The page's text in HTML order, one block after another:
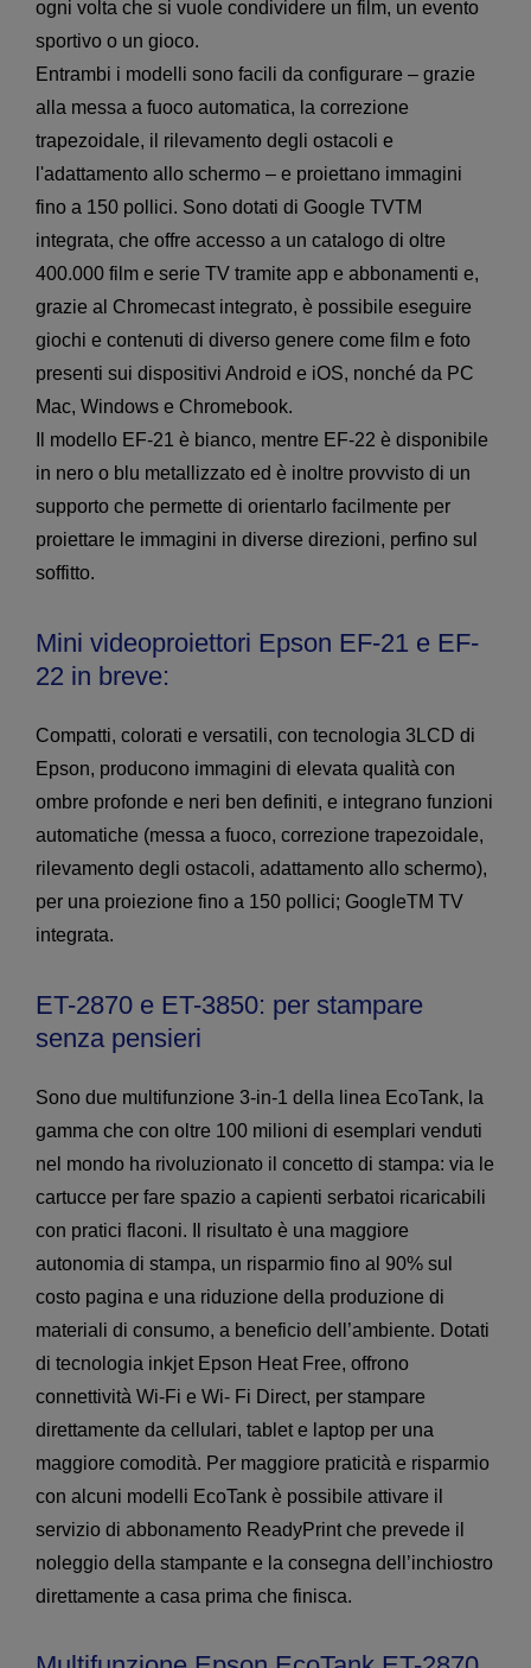
ogni volta che si vuole condividere un film, un evento
sportivo o un gioco.
Entrambi i modelli sono facili da configurare – grazie
alla messa a fuoco automatica, la correzione
trapezoidale, il rilevamento degli ostacoli e
l'adattamento allo schermo – e proiettano immagini
fino a 150 pollici. Sono dotati di Google TVTM
integrata, che offre accesso a un catalogo di oltre
400.000 film e serie TV tramite app e abbonamenti e,
grazie al Chromecast integrato, è possibile eseguire
giochi e contenuti di diverso genere come film e foto
presenti sui dispositivi Android e iOS, nonché da PC
Mac, Windows e Chromebook.
Il modello EF-21 è bianco, mentre EF-22 è disponibile
in nero o blu metallizzato ed è inoltre provvisto di un
supporto che permette di orientarlo facilmente per
proiettare le immagini in diverse direzioni, perfino sul
soffitto.
Mini videoproiettori Epson EF-21 e EF-
22 in breve:
Compatti, colorati e versatili, con tecnologia 3LCD di
Epson, producono immagini di elevata qualità con
ombre profonde e neri ben definiti, e integrano funzioni
automatiche (messa a fuoco, correzione trapezoidale,
rilevamento degli ostacoli, adattamento allo schermo),
per una proiezione fino a 150 pollici; GoogleTM TV
integrata.
ET-2870 e ET-3850: per stampare
senza pensieri
Sono due multifunzione 3-in-1 della linea EcoTank, la
gamma che con oltre 100 milioni di esemplari venduti
nel mondo ha rivoluzionato il concetto di stampa: via le
cartucce per fare spazio a capienti serbatoi ricaricabili
con pratici flaconi. Il risultato è una maggiore
autonomia di stampa, un risparmio fino al 90% sul
costo pagina e una riduzione della produzione di
materiali di consumo, a beneficio dell’ambiente. Dotati
di tecnologia inkjet Epson Heat Free, offrono
connettività Wi-Fi e Wi- Fi Direct, per stampare
direttamente da cellulari, tablet e laptop per una
maggiore comodità. Per maggiore praticità e risparmio
con alcuni modelli EcoTank è possibile attivare il
servizio di abbonamento ReadyPrint che prevede il
noleggio della stampante e la consegna dell’inchiostro
direttamente a casa prima che finisca.